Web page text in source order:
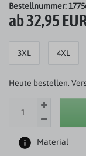
Bestellnummer:
ab 32,95
3XL 4XL
Heute bestellen.
Material